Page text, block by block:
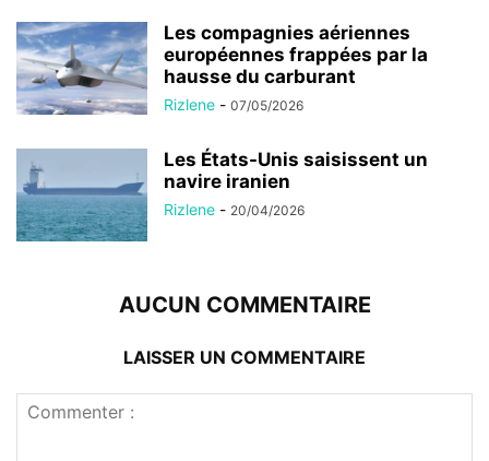
Les compagnies aériennes
européennes frappées par la
hausse du carburant
Rizlene - 07/05/2026
Les États-Unis saisissent un
navire iranien
Rizlene - 20/04/2026
AUCUN COMMENTAIRE
LAISSER UN COMMENTAIRE